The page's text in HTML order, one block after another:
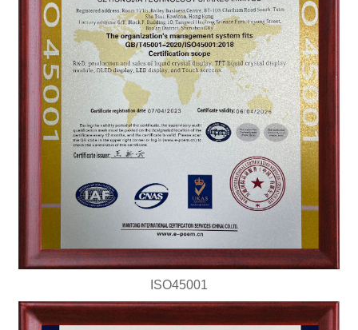
ISO45001